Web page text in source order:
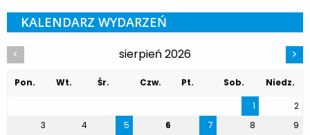
KALENDARZ WYDARZEŃ
< sierpień 2026 >
Pon. Wt. Śr. Czw. Pt. Sob.
Niedz.
1
2
3
4 5 6 7 8
9